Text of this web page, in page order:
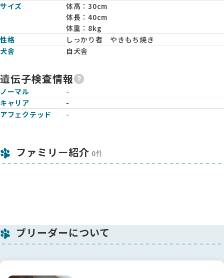
サイズ
体高：30cm
体長：40cm
体重： 8kg
性格
しっかり者 やきもち焼き
犬舎
自犬舎
遺伝子検査情報
ノーマル
-
キャリア
-
アフェクテッド
-
ファミリー紹介 0件
ブリーダーについて